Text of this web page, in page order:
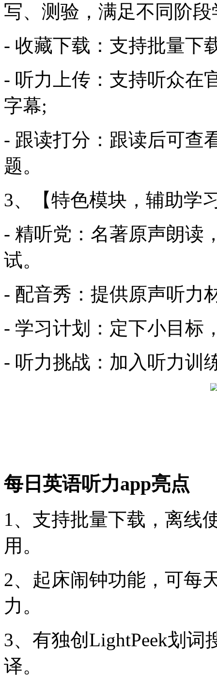
写、测验，满足不同阶
- 收藏下载：支持批量下
- 听力上传：支持听众在
字幕;
- 跟读打分：跟读后可查
题。
3、【特色模块，辅助学
- 精听党：名著原声朗读
试。
- 配音秀：提供原声听力
- 学习计划：定下小目标
- 听力挑战：加入听力训
每日英语听力app亮点
1、支持批量下载，离线
用。
2、起床闹钟功能，可每
力。
3、有独创LightPeek划
译。